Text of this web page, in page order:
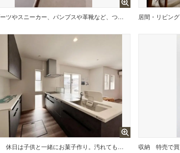
ブーツやスニーカー、パンプスや革靴など、ついつい増えてしまう靴の収納も安心のシューズインクローゼット。 居間・リビング
休日は子供と一緒にお菓子作り。汚れても掃除のしやすいシステムキッチンなら余計な心配もなく楽しく作れて、ほっこりとする美味しいお菓子になるはず。 収納